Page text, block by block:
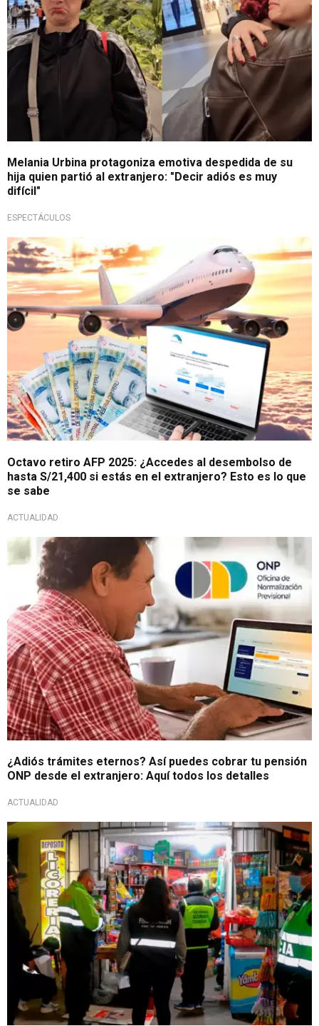
Melania Urbina protagoniza emotiva despedida de su
hija quien partió al extranjero: "Decir adiós es muy
difícil"
ESPECTÁCULOS
¡Atención, afiliados!
Octavo retiro AFP 2025: ¿Accedes al desembolso de
hasta S/21,400 si estás en el extranjero? Esto es lo que
se sabe
ACTUALIDAD
Régimen 19990
¿Adiós trámites eternos? Así puedes cobrar tu pensión
ONP desde el extranjero: Aquí todos los detalles
ACTUALIDAD
Inseguridad ciudadana